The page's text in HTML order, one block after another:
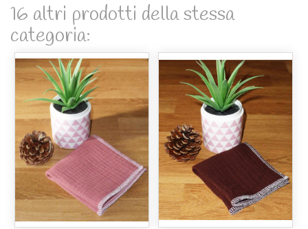
16 altri prodotti della stessa
categoria: